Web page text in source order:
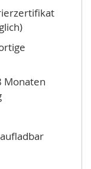
Monaten